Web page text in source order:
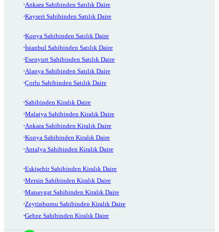
Ankara Sahibinden Satılık Daire
Kayseri Sahibinden Satılık Daire
Konya Sahibinden Satılık Daire
İstanbul Sahibinden Satılık Daire
Esenyurt Sahibinden Satılık Daire
Alanya Sahibinden Satılık Daire
Çorlu Sahibinden Satılık Daire
Sahibinden Kiralık Daire
Malatya Sahibinden Kiralık Daire
Ankara Sahibinden Kiralık Daire
Konya Sahibinden Kiralık Daire
Antalya Sahibinden Kiralık Daire
Eskişehir Sahibinden Kiralık Daire
Mersin Sahibinden Kiralık Daire
Manavgat Sahibinden Kiralık Daire
Zeytinburnu Sahibinden Kiralık Daire
Gebze Sahibinden Kiralık Daire